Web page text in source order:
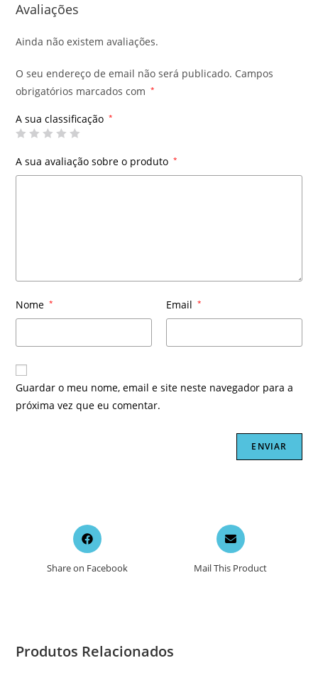
Avaliações
Ainda não existem avaliações.
O seu endereço de email não será publicado. Campos
obrigatórios marcados com
*
A sua classificação *
A sua avaliação sobre o produto *
Nome * Email *
Guardar o meu nome, email e site neste navegador para a
próxima vez que eu comentar.
Opens
in
new
Share on Facebook
Opens
in
a
new
Mail This Product
Produtos Relacionados